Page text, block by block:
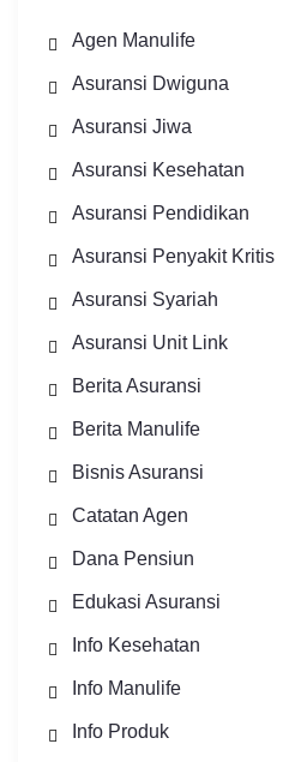
Agen Manulife
Asuransi Dwiguna
Asuransi Jiwa
Asuransi Kesehatan
Asuransi Pendidikan
Asuransi Penyakit Kritis
Asuransi Syariah
Asuransi Unit Link
Berita Asuransi
Berita Manulife
Bisnis Asuransi
Catatan Agen
Dana Pensiun
Edukasi Asuransi
Info Kesehatan
Info Manulife
Info Produk